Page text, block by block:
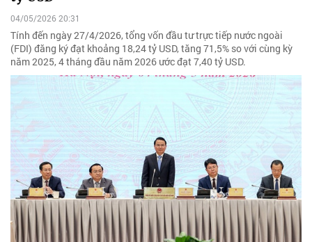
04/05/2026 20:31
Tính đến ngày 27/4/2026, tổng vốn đầu tư trực tiếp nước ngoài
(FDI) đăng ký đạt khoảng 18,24 tỷ USD, tăng 71,5% so với cùng kỳ
năm 2025, 4 tháng đầu năm 2026 ước đạt 7,40 tỷ USD.